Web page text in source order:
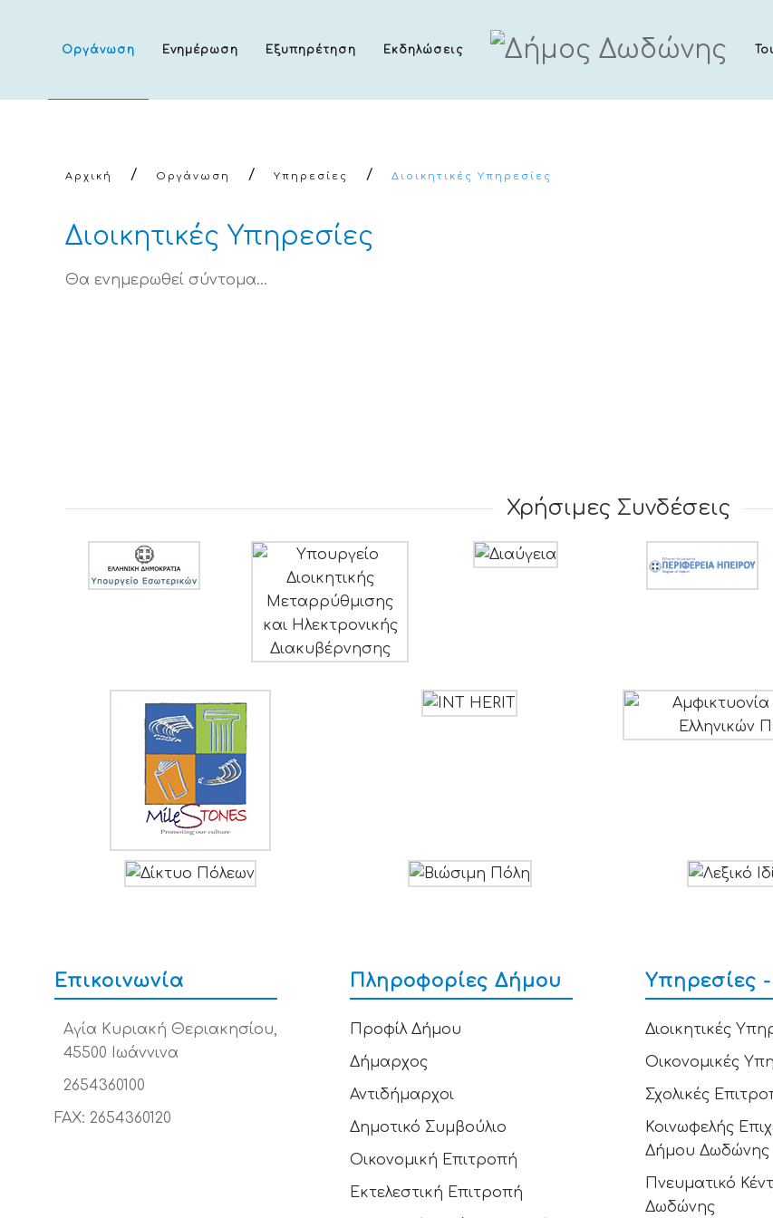
Οργάνωση Ενημέρωση Εξυπηρέτηση Εκδηλώσεις
Αρχική Οργάνωση Υπηρεσίες Διοικητικές Υπηρεσίες
Διοικητικές Υπηρεσίες
Θα ενημερωθεί σύντομα...
Χρήσιμες Συνδέσεις
Επικοινωνία
Αγία Κυριακή Θεριακησίου,
45500 Ιωάννινα
2654360100
FAX: 2654360120
Πληροφορίες Δήμου
Προφίλ Δήμου
Δήμαρχος
Αντιδήμαρχοι
Δημοτικό Συμβούλιο
Οικονομική Επιτροπή
Εκτελεστική Επιτροπή
Υπηρεσίες
Διοικητικές
Οικονομικές
Σχολικές
Κοινωφελής
Δήμου Δωδώνης
Πνευματικό
Δωδώνης